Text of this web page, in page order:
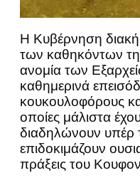
Η Κυβέρνηση
των καθηκόντων
ανομία των
καθημερινά
κουκουλοφόρους
οποίες μάλιστα
διαδηλώνουν υπέρ
επιδοκιμάζουν
πράξεις του